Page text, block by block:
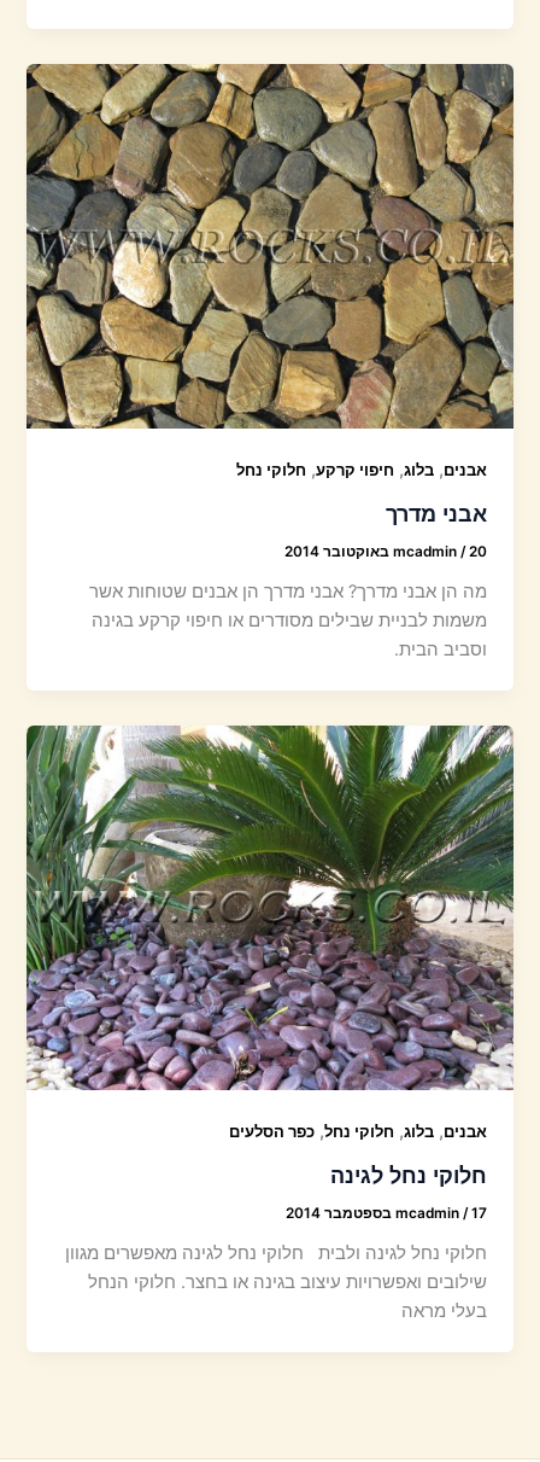
אבנים,בלוג, חיפוי קרקע, חלוקי נחל
אבני מדרך
mcadmin /20 באוקטובר 2014
מה הן אבני מדרך? אבני מדרך הן אבנים שטוחות אשר
משמות לבניית שבילים מסודרים או חיפוי קרקע בגינה
וסביב הבית.
אבנים,בלוג, חלוקי נחל,כפר הסלעים
חלוקי נחל לגינה
mcadmin /17 בספטמבר 2014
חלוקי נחל לגינה ולבית חלוקי נחל לגינה מאפשרים מגוון
שילובים ואפשרויות עיצוב בגינה או בחצר. חלוקי הנחל
בעלי מראה